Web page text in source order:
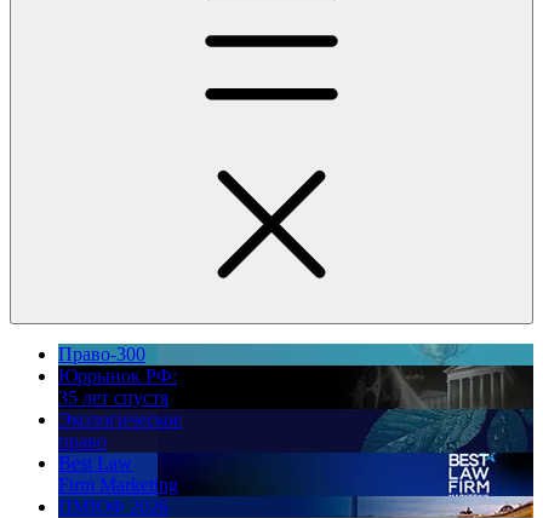
Право-300
Юррынок РФ:
35 лет спустя
Экологическое
право
Best Law
Firm Marketing
ПМЮФ 2026